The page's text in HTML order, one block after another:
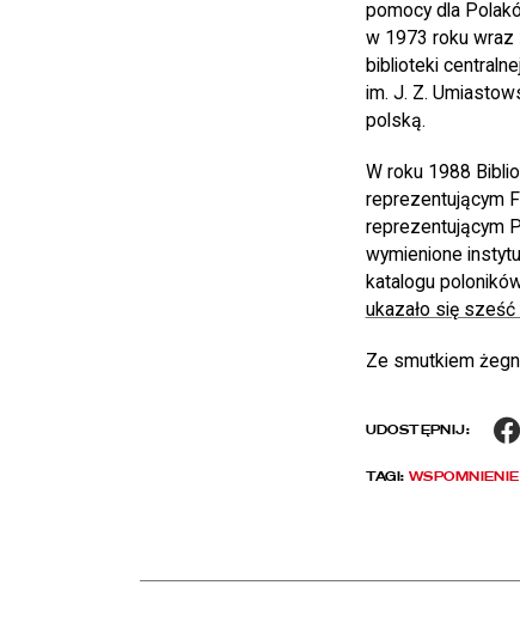
pomocy dla
w 1973 roku wraz
biblioteki
im. J. Z.
polską.
W roku 1988
reprezentującym
reprezentującym
wymienione
katalogu
ukazało się
Ze smutkiem
UDOSTĘPNIJ:
TAGI:WSPOMNIENIE